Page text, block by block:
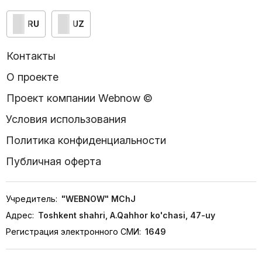
RU UZ
Контакты
О проекте
Проект компании Webnow ©
Условия использования
Политика конфиденциальности
Публичная оферта
Учредитель: "WEBNOW" MChJ
Адрес: Toshkent shahri, A.Qahhor ko'chasi, 47-uy
Регистрация электронного СМИ: 1649